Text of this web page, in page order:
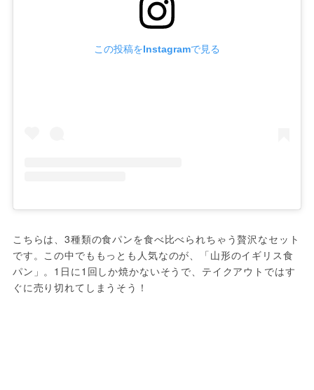
この投稿をInstagramで見る
こちらは、3種類の食パンを食べ比べられちゃう贅沢なセット
です。この中でももっとも人気なのが、「山形のイギリス食
パン」。1日に1回しか焼かないそうで、テイクアウトではす
ぐに売り切れてしまうそう！